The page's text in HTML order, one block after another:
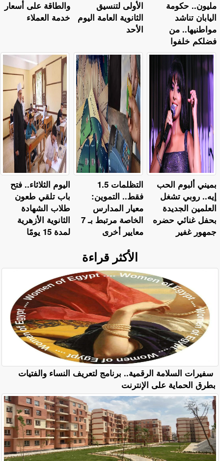
والطاقة على أسعار
خدمة العملاء
الأولى لتنسيق
الثانوية العامة اليوم
الأحد
مليون.. حكومة
اليابان تناشد
مواطنيها.. من
فضلكم خلفوا
اليوم الثلاثاء.. فتح
باب تلقي طعون
طلاب الشهادة
الثانوية الأزهرية
لمدة 15 يومًا
التظلمات 1.5
فقط.. التموين:
معيار المدارس
الخاصة مرتبط بـ 7
معايير أخرى
بميني ألبوم الحب
إيه.. روبي تشغل
العلمين الجديدة
بحفل غنائي حضره
جمهور غفير
الأكثر قراءة
سفيرات السلامة الرقمية.. برنامج لتعريف النساء والفتيات
بطرق الحماية على الإنترنت